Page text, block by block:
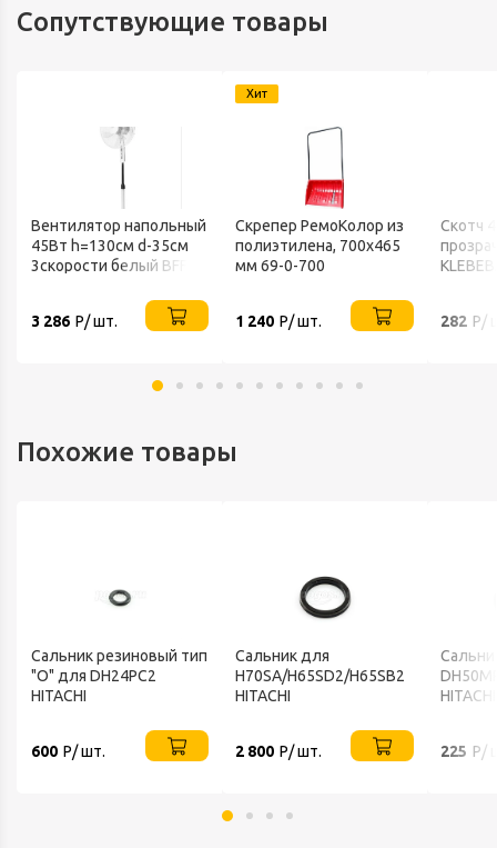
Сопутствующие товары
Вентилятор напольный
45Вт h=130см d-35см
3скорости белый BFF-
3 286 Р/ шт.
Хит
Скрепер РемоКолор из
полиэтилена, 700x465
мм 69-0-700
1 240 Р/ шт.
Скотч
282 Р/
Похожие товары
Сальник резиновый тип
"О" для DH24PC2
HITACHI
600 Р/ шт.
Сальник для
H70SA/H65SD2/H65SB2
HITACHI
2 800 Р/ шт.
HITACHI
225 Р/